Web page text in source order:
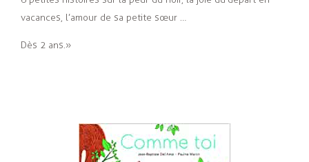
vacances, l’amour de sa petite sœur …
Dès 2 ans. »